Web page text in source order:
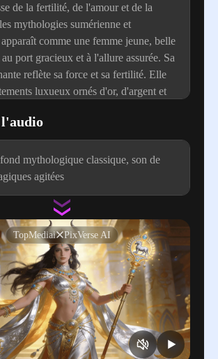
de la fertilité, de l'amour et de la
mythologies sumérienne et
comme une femme jeune, belle
port gracieux et à l'allure assurée. Sa
reflète sa force et sa fertilité. Elle
luxueux ornés d'or, d'argent et
est souvent décorée de symboles
Elle porte une couronne
symbole de son pouvoir et de
Elle tient un sceptre, également
tête et sourit, son costume ondule
elle agite le sceptre dans sa main.
l'audio
mythologique classique, son de
agitées
TopMediai PixVerse AI